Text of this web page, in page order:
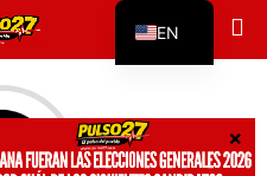
EN
ES